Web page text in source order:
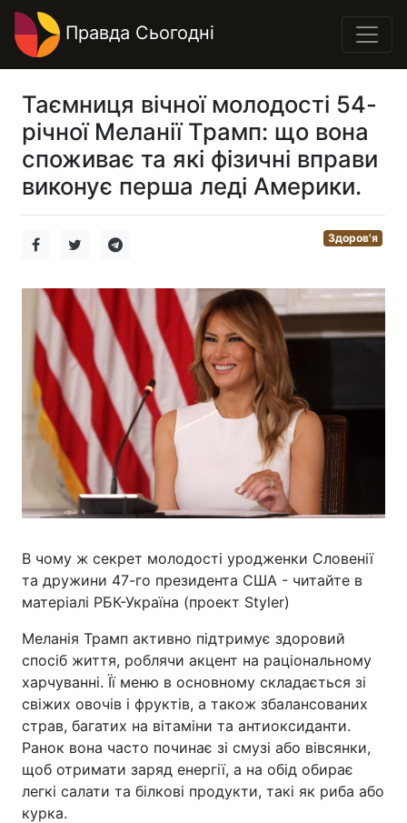
Правда Сьогодні
Таємниця вічної молодості 54-
річної Меланії Трамп: що вона
споживає та які фізичні вправи
виконує перша леді Америки.
Здоров'я
В чому ж секрет молодості уродженки Словенії
та дружини 47-го президента США - читайте в
матеріалі РБК-Україна (проект Styler)
Меланія Трамп активно підтримує здоровий
спосіб життя, роблячи акцент на раціональному
харчуванні. Її меню в основному складається зі
свіжих овочів і фруктів, а також збалансованих
страв, багатих на вітаміни та антиоксиданти.
Ранок вона часто починає зі смузі або вівсянки,
щоб отримати заряд енергії, а на обід обирає
легкі салати та білкові продукти, такі як риба або
курка.